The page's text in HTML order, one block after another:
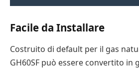
Facile da Installare
Costruito di default per il gas
GH60SF può essere convertito in